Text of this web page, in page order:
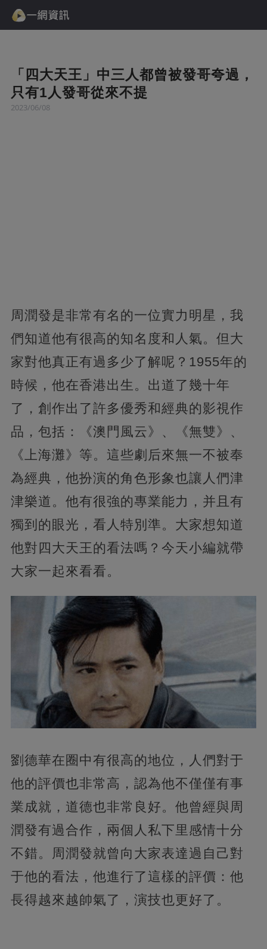
「四大天王」中三人都曾被發哥夸過，
只有1人發哥從來不提
2023/06/08
周潤發是非常有名的一位實力明星，我
們知道他有很高的知名度和人氣。但大
家對他真正有過多少了解呢？1955年的
時候，他在香港出生。出道了幾十年
了，創作出了許多優秀和經典的影視作
品，包括：《澳門風云》、《無雙》、
《上海灘》等。這些劇后來無一不被奉
為經典，他扮演的角色形象也讓人們津
津樂道。他有很強的專業能力，并且有
獨到的眼光，看人特別準。大家想知道
他對四大天王的看法嗎？今天小編就帶
大家一起來看看。
劉德華在圈中有很高的地位，人們對于
他的評價也非常高，認為他不僅僅有事
業成就，道德也非常良好。他曾經與周
潤發有過合作，兩個人私下里感情十分
不錯。周潤發就曾向大家表達過自己對
于他的看法，他進行了這樣的評價：他
長得越來越帥氣了，演技也更好了。